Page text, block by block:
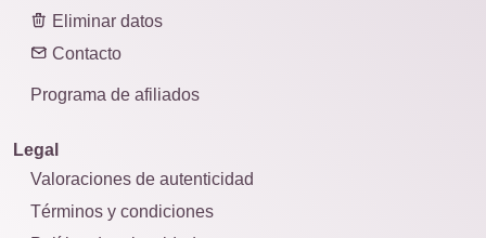
Eliminar datos
Contacto
Programa de afiliados
Legal
Valoraciones de autenticidad
Términos y condiciones